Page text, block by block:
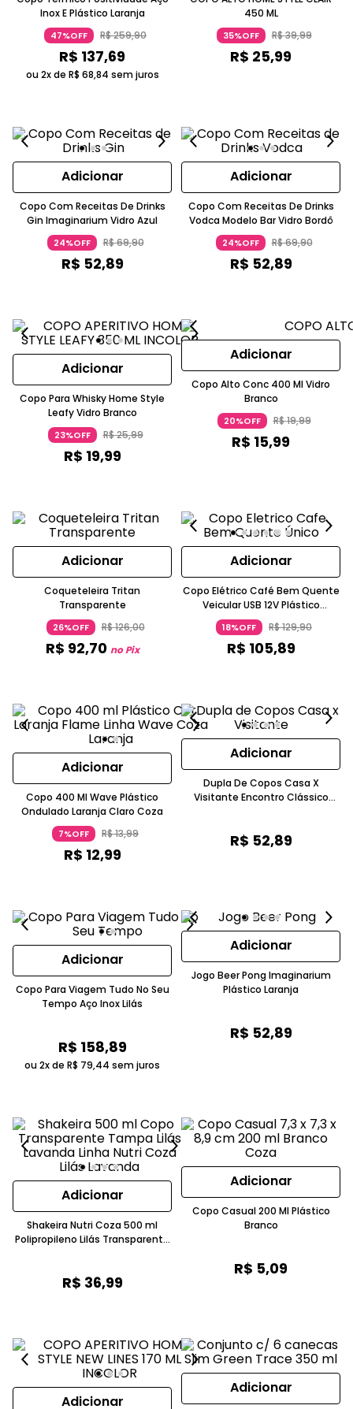
Inox E Plástico Laranja
47%OFF R$259,90
R$ 137,69
ou 2x de R$ 68,84 sem juros
450 ML
35%OFF R$39,99
R$ 25,99
Adicionar
Copo Com Receitas De Drinks
Gin Imaginarium Vidro Azul
24%OFF R$69,90
R$ 52,89
Adicionar
Copo Com Receitas De Drinks
Vodca Modelo Bar Vidro Bordô
24%OFF R$69,90
R$ 52,89
Adicionar
Copo Para Whisky Home Style
Leafy Vidro Branco
23%OFF R$25,99
R$ 19,99
Adicionar
Copo Alto Conc 400 Ml Vidro
Branco
20%OFF R$19,99
R$ 15,99
Adicionar
Coqueteleira Tritan
Transparente
26%OFF R$126,00
R$ 92,70 no Pix
Adicionar
Copo Elétrico Café Bem Quente
Veicular USB 12V Plástico
Chumbo Imaginarium
18%OFF R$129,90
R$ 105,89
Adicionar
Copo 400 Ml Wave Plástico
Ondulado Laranja Claro Coza
7%OFF R$13,99
R$ 12,99
Adicionar
Dupla De Copos Casa X
Visitante Encontro Clássico
R$ 52,89
Adicionar
Copo Para Viagem Tudo No Seu
Tempo Aço Inox Lilás
R$ 158,89
ou 2x de R$ 79,44 sem juros
Adicionar
Jogo Beer Pong Imaginarium
Plástico Laranja
R$ 52,89
Adicionar
Shakeira Nutri Coza 500 ml
Polipropileno Lilás Transparente
R$ 36,99
Adicionar
Copo Casual 200 Ml Plástico
Branco
R$ 5,09
Adicionar
Adicionar